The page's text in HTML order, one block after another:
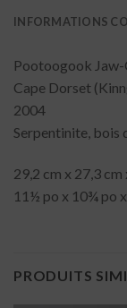
INFORMATIONS
Pootoogook Jaw-
Cape Dorset
2004
Serpentinite, bois
29,2 cm x 27,3 cm
11½ po x 10¾ po
PRODUITS